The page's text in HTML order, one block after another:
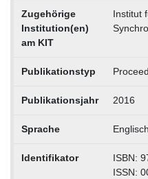
Zugehörige
Institution(en)
am KIT
Institut
Publikationstyp
Publikationsjahr 2016
Sprache Englisch
Identifikator
ISBN:
ISSN: